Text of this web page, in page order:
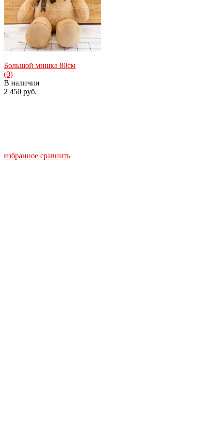
избранное сравнить
избранное сравнить
Большой мишка 80см
(0)
В наличии
2 450 руб.